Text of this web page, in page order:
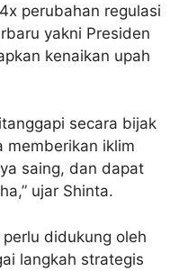
perubahan regulasi
yakni Presiden
kenaikan upah
secara bijak
memberikan iklim
saing, dan dapat
ujar Shinta.
didukung oleh
langkah strategis